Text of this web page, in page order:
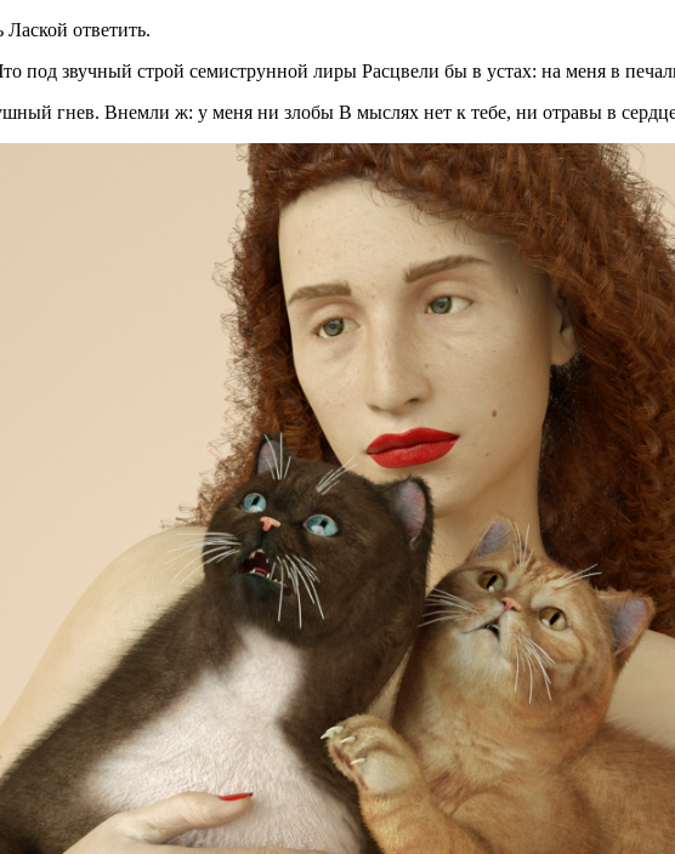
ответить.
под звучный строй семиструнной лиры Расцвели бы в устах: на меня в
гнев. Внемли ж: у меня ни злобы В мыслях нет к тебе, ни отравы в